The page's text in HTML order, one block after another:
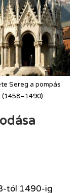
Sereg a pompás
(1458–1490)
tól 1490-ig